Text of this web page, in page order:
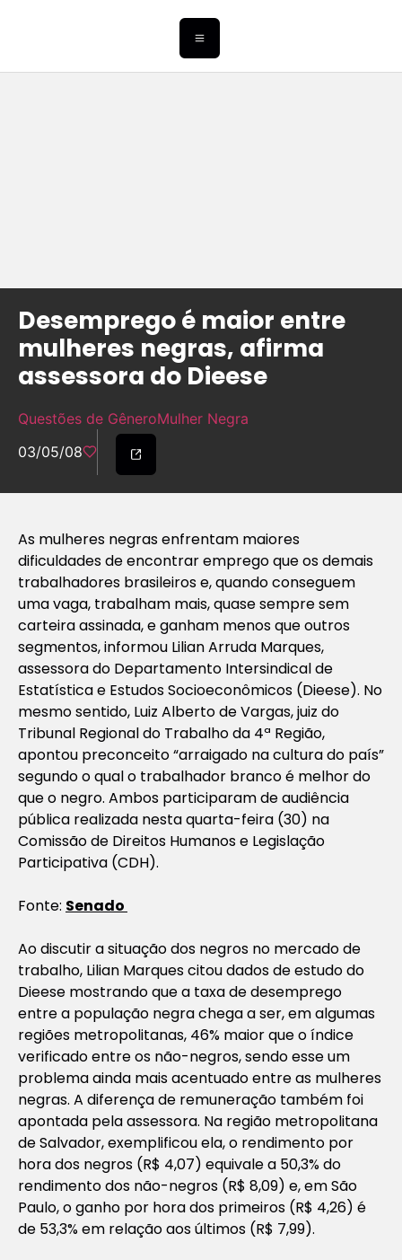
Desemprego é maior entre
mulheres negras, afirma
assessora do Dieese
Questões de GêneroMulher Negra
03/05/08
As mulheres negras enfrentam maiores
dificuldades de encontrar emprego que os demais
trabalhadores brasileiros e, quando conseguem
uma vaga, trabalham mais, quase sempre sem
carteira assinada, e ganham menos que outros
segmentos, informou Lilian Arruda Marques,
assessora do Departamento Intersindical de
Estatística e Estudos Socioeconômicos (Dieese). No
mesmo sentido, Luiz Alberto de Vargas, juiz do
Tribunal Regional do Trabalho da 4ª Região,
apontou preconceito “arraigado na cultura do país”
segundo o qual o trabalhador branco é melhor do
que o negro. Ambos participaram de audiência
pública realizada nesta quarta-feira (30) na
Comissão de Direitos Humanos e Legislação
Participativa (CDH).
Fonte: Senado
Ao discutir a situação dos negros no mercado de
trabalho, Lilian Marques citou dados de estudo do
Dieese mostrando que a taxa de desemprego
entre a população negra chega a ser, em algumas
regiões metropolitanas, 46% maior que o índice
verificado entre os não-negros, sendo esse um
problema ainda mais acentuado entre as mulheres
negras. A diferença de remuneração também foi
apontada pela assessora. Na região metropolitana
de Salvador, exemplificou ela, o rendimento por
hora dos negros (R$ 4,07) equivale a 50,3% do
rendimento dos não-negros (R$ 8,09) e, em São
Paulo, o ganho por hora dos primeiros (R$ 4,26) é
de 53,3% em relação aos últimos (R$ 7,99).